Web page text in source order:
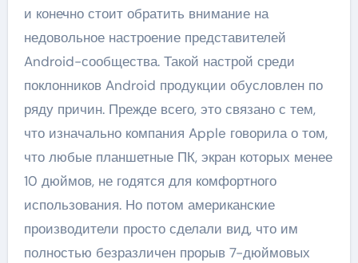
и конечно стоит обратить внимание на
недовольное настроение представителей
Android-сообщества. Такой настрой среди
поклонников Android продукции обусловлен по
ряду причин. Прежде всего, это связано с тем,
что изначально компания Apple говорила о том,
что любые планшетные ПК, экран которых менее
10 дюймов, не годятся для комфортного
использования. Но потом американские
производители просто сделали вид, что им
полностью безразличен прорыв 7-дюймовых